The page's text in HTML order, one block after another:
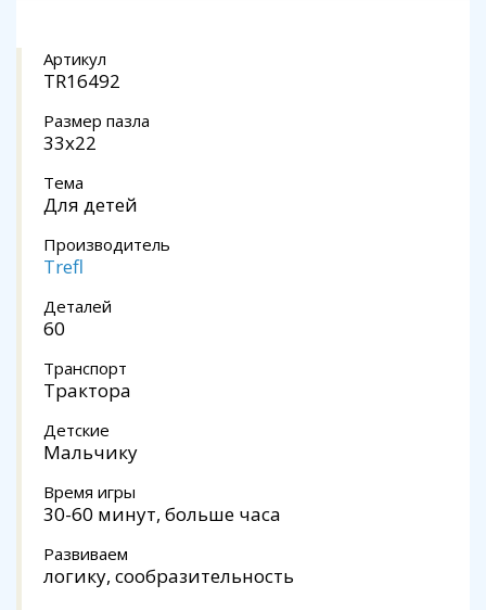
Артикул
TR16492
Размер пазла
33x22
Тема
Для детей
Производитель
Trefl
Деталей
60
Транспорт
Трактора
Детские
Мальчику
Время игры
30-60 минут, больше часа
Развиваем
логику, сообразительность